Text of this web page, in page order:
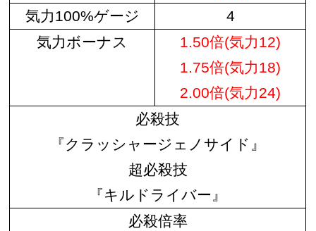
気力100%ゲージ
4
気力ボーナス
1.50倍(気力12)
1.75倍(気力18)
2.00倍(気力24)
必殺技
『クラッシャージェノサイド』
超必殺技
『キルドライバー』
必殺倍率